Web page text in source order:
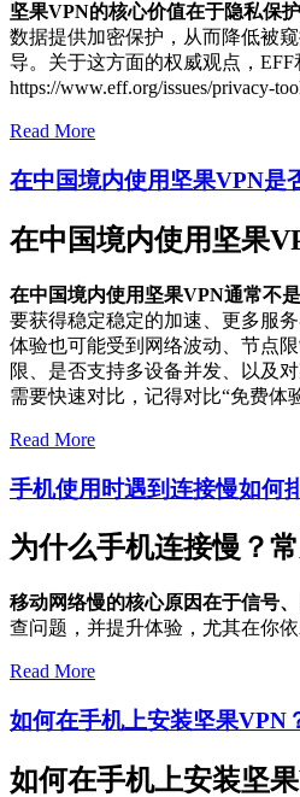
坚果VPN的核心价值在于隐私保
数据提供加密保护，从而降低被
导。关于这方面的权威观点，
https://www.eff.org/issues/privacy-
Read More
在中国境内使用坚果VPN是
在中国境内使用坚果
在中国境内使用坚果VPN通常不是
要获得稳定稳定的加速、更多服
体验也可能受到网络波动、节点
限、是否支持多设备并发、以及
需要快速对比，记得对比“免费体
Read More
手机使用时遇到连接慢如何
为什么手机连接慢？
移动网络慢的核心原因在于信号
查问题，并提升体验，尤其在你
Read More
如何在手机上安装坚果VPN
如何在手机上安装坚